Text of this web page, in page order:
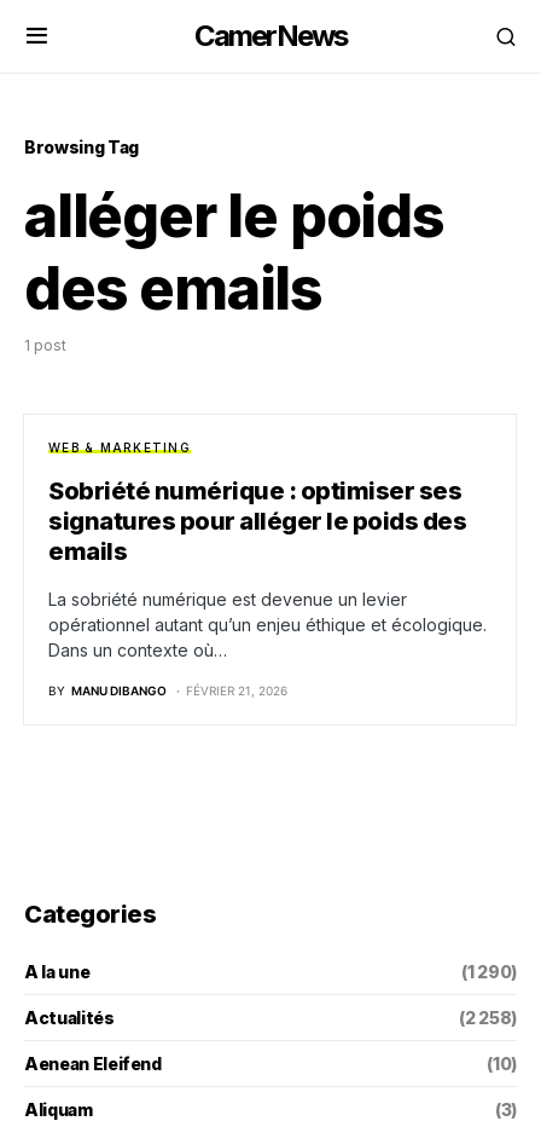
CamerNews
Browsing Tag
alléger le poids
des emails
1 post
WEB & MARKETING
Sobriété numérique : optimiser ses
signatures pour alléger le poids des
emails
La sobriété numérique est devenue un levier
opérationnel autant qu’un enjeu éthique et écologique.
Dans un contexte où…
BY MANU DIBANGO FÉVRIER 21, 2026
Categories
A la une (1 290)
Actualités (2 258)
Aenean Eleifend (10)
Aliquam (3)